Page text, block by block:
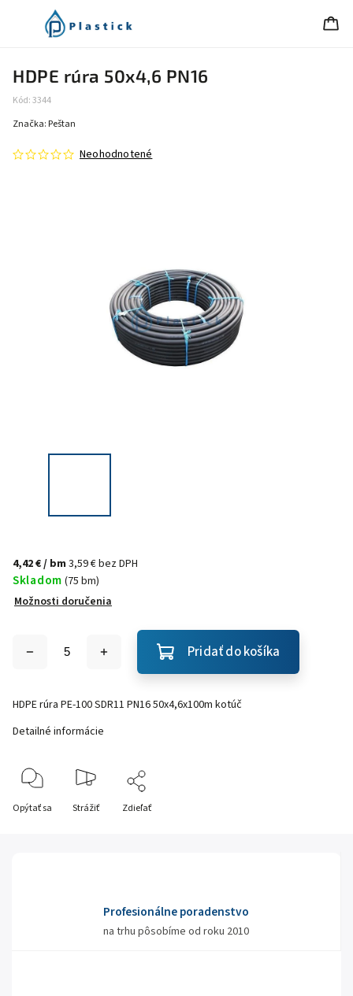
HDPE rúra 50x4,6 PN16
Kód:3344
Neohodnotené
Značka: Peštan
4,42 €/ bm 3,59 € bez DPH
Skladom (75 bm)
Možnosti doručenia
Pridať do košíka
HDPE rúra PE-100 SDR11 PN16 50x4,6x100m kotúč
Detailné informácie
Opýtať sa Strážiť Zdieľať
Profesionálne poradenstvo
na trhu pôsobíme od roku 2010